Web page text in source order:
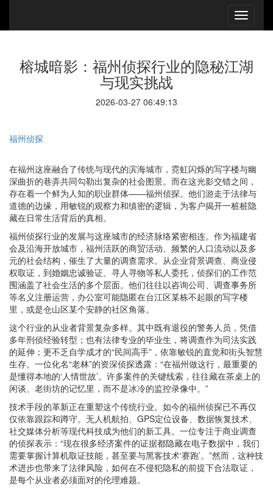
榕城暗影：福州侦探行业的隐秘江湖
与现实挑战
2026-03-27 06:49:13
福州侦探
在福州这座融合了传统与现代的滨海城市，霓虹闪烁的写字楼与幽
深曲折的巷弄共同勾勒出复杂的社会图景。而在这光影交错之间，
存在着一个鲜为人知的职业群体——福州侦探。他们游走于法律与
道德的边缘，用敏锐的观察力和缜密的逻辑，为客户揭开一桩桩隐
藏在日常生活背后的真相。
福州侦探行业的发展与这座城市的经济脉络紧密相连。作为福建省
会及沿海开放城市，福州活跃的商贸活动、频繁的人口流动以及多
元的社会结构，催生了大量的调查需求。从企业背景调查、商业侵
权取证，到婚姻忠诚验证、寻人寻物等私人委托，侦探们的工作范
围涵盖了社会生活的多个层面。他们往往以咨询公司、调查事务所
等名义注册运营，办公室可能隐匿在台江区某栋不起眼的写字楼
里，或是仓山区某个安静的社区角落。
这个行业的从业者背景复杂多样。其中既有退役的警务人员，凭借
多年刑侦经验转型；也有法律专业的毕业生，将调查作为司法实践
的延伸；更不乏自学成才的“民间高手”，依靠敏锐的直觉和街头智慧
生存。一位化名“老林”的资深侦探透露：“在福州做这行，最重要的
是懂得本地的‘人情世故’。许多案件的关键线索，往往藏在茶桌上的
闲谈、老街坊的记忆里，而不是冰冷的监控录像中。”
技术手段的革新正在重塑这个传统行业。如今的福州侦探已不再仅
仅依靠跟踪和蹲守。无人机航拍、GPS定位设备、数据恢复技术、
社交媒体分析等现代科技成为他们的新工具。一位专注于商业调查
的侦探表示：“现在很多经济案件的证据都隐藏在电子数据中，我们
需要掌握计算机取证技能，甚至要与黑客技术‘赛跑’。”然而，这种技
术进步也带来了法律风险，如何在不侵犯隐私的前提下合法取证，
是每个从业者必须面对的伦理难题。